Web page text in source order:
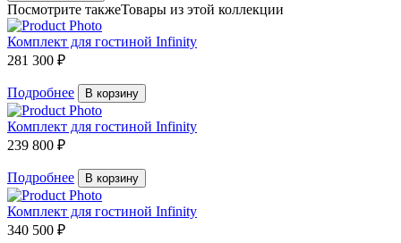
Посмотрите такжеТовары из этой коллекции
Комплект для гостиной Infinity
281 300 ₽
Подробнее В корзину
Комплект для гостиной Infinity
239 800 ₽
Подробнее В корзину
Комплект для гостиной Infinity
340 500 ₽